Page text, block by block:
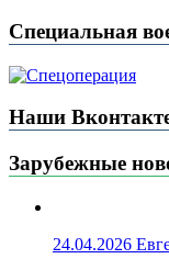
Специальная
Наши
Зарубежные
24.04.2026